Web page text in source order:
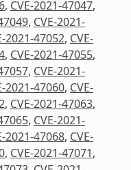
, CVE-2021-47047,
, CVE-2021-
2021-47052, CVE-
, CVE-2021-47055,
, CVE-2021-
2021-47060, CVE-
, CVE-2021-47063,
, CVE-2021-
2021-47068, CVE-
, CVE-2021-47071,